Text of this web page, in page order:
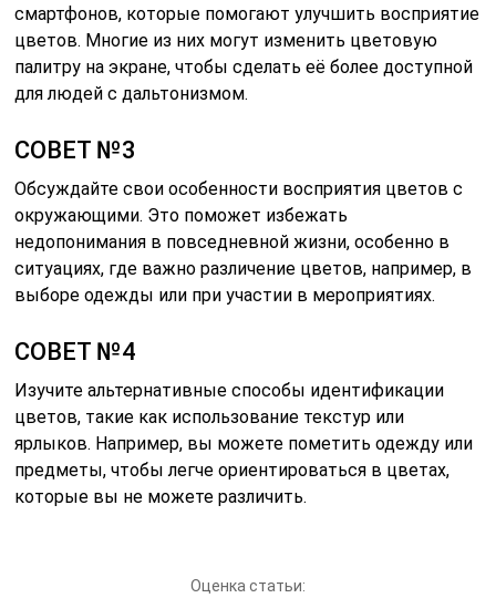
смартфонов, которые помогают улучшить восприятие
цветов. Многие из них могут изменить цветовую
палитру на экране, чтобы сделать её более доступной
для людей с дальтонизмом.
СОВЕТ №3
Обсуждайте свои особенности восприятия цветов с
окружающими. Это поможет избежать
недопонимания в повседневной жизни, особенно в
ситуациях, где важно различение цветов, например, в
выборе одежды или при участии в мероприятиях.
СОВЕТ №4
Изучите альтернативные способы идентификации
цветов, такие как использование текстур или
ярлыков. Например, вы можете пометить одежду или
предметы, чтобы легче ориентироваться в цветах,
которые вы не можете различить.
Оценка статьи: